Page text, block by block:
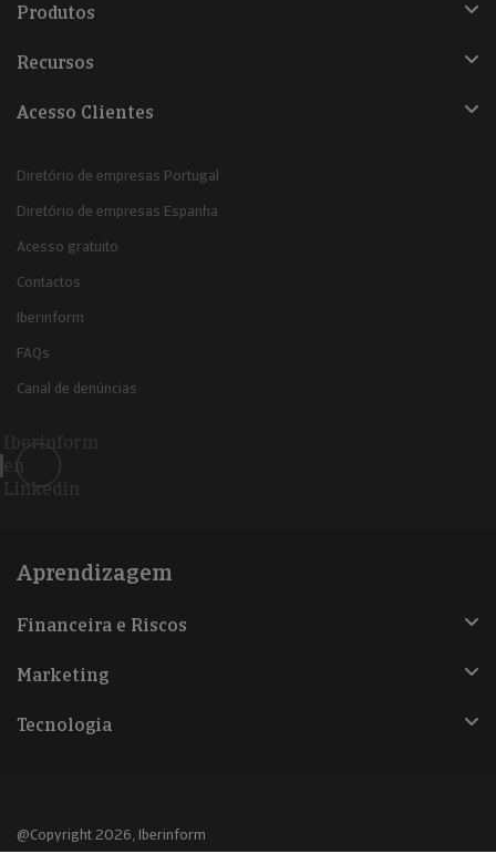
Produtos
Recursos
Acesso Clientes
Diretório de empresas Portugal
Diretório de empresas Espanha
Acesso gratuito
Contactos
Iberinform
FAQs
Canal de denúncias
Iberinform
en
Linkedin
Aprendizagem
Financeira e Riscos
Marketing
Tecnologia
@Copyright 2026, Iberinform